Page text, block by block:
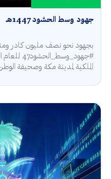
جهود وسط الحشود 1447هـ
بجهود نحو نصف مليون كادر
الملكية لمدينة مكة وصحيفة